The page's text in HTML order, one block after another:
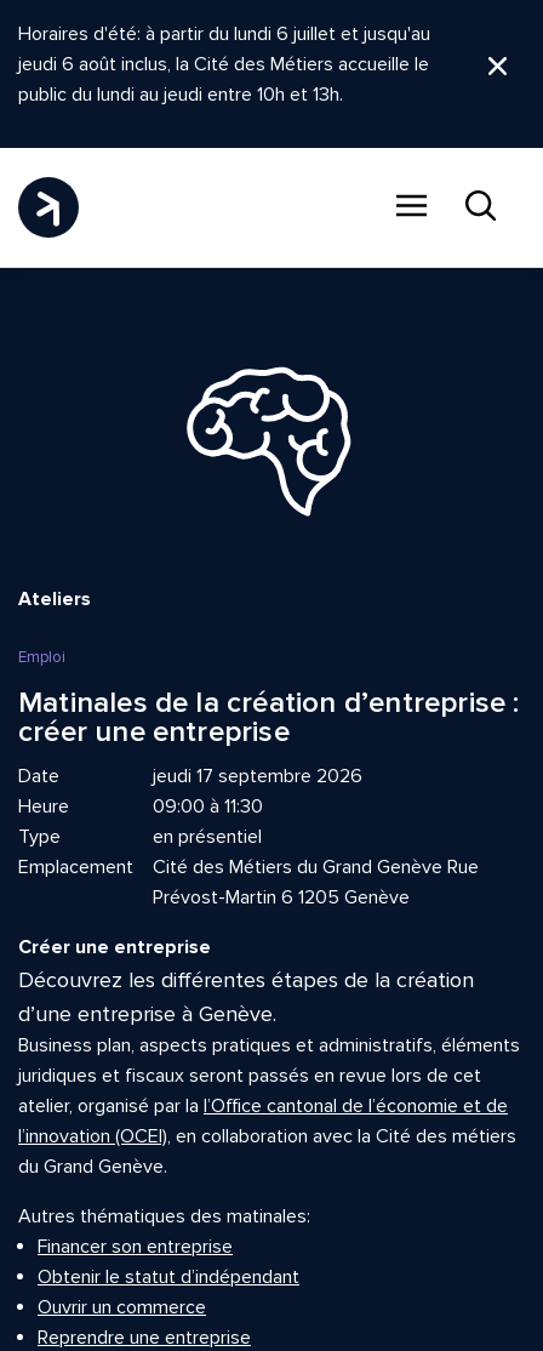
Horaires d'été: à partir du lundi 6 juillet et jusqu'au
jeudi 6 août inclus, la Cité des Métiers accueille le
public du lundi au jeudi entre 10h et 13h.
Ateliers
Emploi
Matinales de la création d’entreprise :
créer une entreprise
Date
jeudi 17 septembre 2026
Heure
09:00 à 11:30
Type
en présentiel
Emplacement
Cité des Métiers du Grand Genève Rue
Prévost-Martin 6 1205 Genève
Créer une entreprise
Découvrez les différentes étapes de la création
d’une entreprise à Genève.
Business plan, aspects pratiques et administratifs, éléments
juridiques et fiscaux seront passés en revue lors de cet
atelier, organisé par la l’Office cantonal de l’économie et de
l’innovation (OCEI), en collaboration avec la Cité des métiers
du Grand Genève.
Autres thématiques des matinales:
Financer son entreprise
Obtenir le statut d’indépendant
Ouvrir un commerce
Reprendre une entreprise